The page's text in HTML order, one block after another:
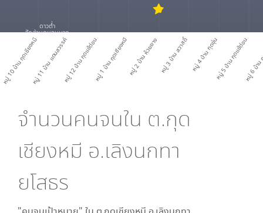
หมู่ 10 บ้าน กุดเชียงหมีหมู่ 11 บ้าน แดนสวรรค์หมู่ 12 บ้าน กุดแข้ด่อนหมู่ 1 บ้าน กุดเชียงหมีหมู่ 2 บ้าน ห้วยยางหมู่ 3 บ้าน สวาสดิ์ หมู่ 4 บ้าน กุดขุ่นหมู่ 5 บ้าน กุดแข้ด่อนหมู่ 6
ดาวต่ำ
สัดส่วนคนจนมาก
จำนวนคนจนใน ต.กุด
เชียงหมี อ.เลิงนกทา
ยโสธร